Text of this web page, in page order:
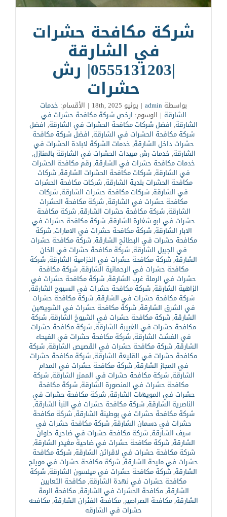
شركة مكافحة حشرات
في الشارقة
|0555131203| رش
حشرات
بواسطة admin
| يونيو 18th, 2025 | الأقسام: خدمات
الشارقة | الوسوم: ارخص شركة مكافحة حشرات في
الشارقة, افضل شركات مكافحة الحشرات في الشارقة, افضل
شركة مكافحة الحشرات في الشارقة, افضل شركة مكافحة
حشرات داخل الشارقة, خدمات الشركة لابادة الحشرات في
الشارقة, خدمات رش مبيدات الحشرات في الشارقة بالمنازل,
خدمات مكافحة حشرات في الشارقة,رقم مكافحة الحشرات
في الشارقة,شركات مكافحة الحشرات الشارقة,شركات
مكافحة الحشرات بلدية الشارقة,شركات مكافحة الحشرات
في الشارقة,شركات مكافحة حشرات الشارقة,شركات
مكافحة حشرات في الشارقة,شركة مكافحة الحشرات
الشارقة,شركة مكافحة حشرات الشارقة,شركة مكافحة
حشرات في ابو شغارة الشارقة,شركة مكافحة حشرات في
الابار الشارقة,شركة مكافحة حشرات في الامارات,شركة
مكافحة حشرات في البطائح الشارقة,شركة مكافحة حشرات
في الجبيل الشارقة,شركة مكافحة حشرات في الخان
الشارقة,شركة مكافحة حشرات في الخزامية الشارقة,شركة
مكافحة حشرات في الرحمانية الشارقة,شركة مكافحة
حشرات في الرملة غرب الشارقة,شركة مكافحة حشرات في
الزاهية الشارقة,شركة مكافحة حشرات في السيوح الشارقة,
شركة مكافحة حشرات في الشارقة,شركة مكافحة حشرات
في الشرق الشارقة,شركة مكافحة حشرات في الشويهين
الشارقة,شركة مكافحة حشرات في الشيوخ الشارقة,شركة
مكافحة حشرات في الغبيبة الشارقة,شركة مكافحة حشرات
في الفشت الشارقة,شركة مكافحة حشرات في الفيحاء
الشارقة,شركة مكافحة حشرات في القصيص الشارقة,شركة
مكافحة حشرات في القليعة الشارقة,شركة مكافحة حشرات
في المجاز الشارقة,شركة مكافحة حشرات في المدام
الشارقة,شركة مكافحة حشرات في الممزر الشارقة,شركة
مكافحة حشرات في المنصورة الشارقة,شركة مكافحة
حشرات في المويهات الشارقة,شركة مكافحة حشرات في
الناصرية الشارقة,شركة مكافحة حشرات في النبأ الشارقة,
شركة مكافحة حشرات في بوطينة الشارقة,شركة مكافحة
حشرات في دسمان الشارقة,شركة مكافحة حشرات في
سيف الشارقة,شركة مكافحة حشرات في ضاحية حلوان
الشارقة,شركة مكافحة حشرات في ضاحية مغيدر الشارقة,
شركة مكافحة حشرات في لاقرائن الشارقة,شركة مكافحة
حشرات في مليحة الشارقة,شركة مكافحة حشرات في مويلح
الشارقة,شركة مكافحة حشرات في ميلسون الشارقة,شركة
مكافحة حشرات في نهدة الشارقة,مكافحة الثعابين
الشارقة,مكافحة الحشرات في الشارقة,مكافحة الرمة
الشارقة,مكافحة الصراصير,مكافحة الفئران الشارقة,مكافحه
حشرات في الشارقه